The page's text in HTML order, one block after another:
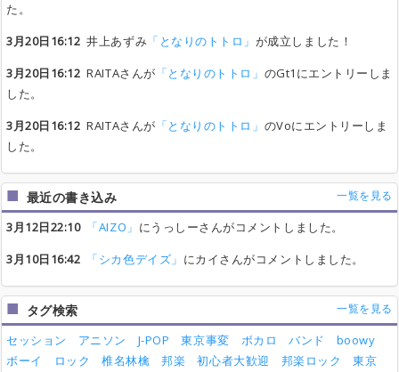
た。
3月20日16:12 井上あずみ 「となりのトトロ」 が成立しました！
3月20日16:12 RAITAさんが 「となりのトトロ」 のGt1にエントリーしま
した。
3月20日16:12 RAITAさんが 「となりのトトロ」 のVoにエントリーしま
した。
最近の書き込み 一覧を見る
3月12日22:10 「AIZO」 にうっしーさんがコメントしました。
3月10日16:42
「シカ色デイズ」 にカイさんがコメントしました。
タグ検索 一覧を見る
セッション アニソン J-POP 東京事変 ボカロ バンド
boowy
ボーイ
ロック 椎名林檎 邦楽 初心者大歓迎 邦楽ロック
東京